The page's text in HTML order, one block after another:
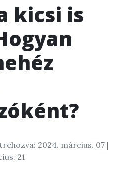
kicsi is
2024. március. 07 |
21